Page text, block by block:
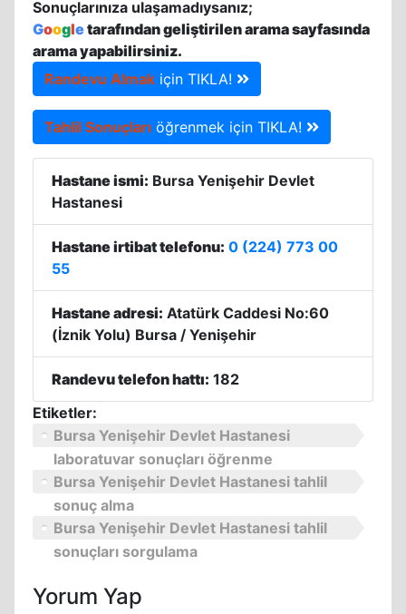
Sonuçlarınıza ulaşamadıysanız;
Googletarafından geliştirilen arama sayfasında
arama yapabilirsiniz.
Randevu Almak için TIKLA!
Tahlil Sonuçları öğrenmek için TIKLA!
Hastane ismi: Bursa Yenişehir Devlet
Hastanesi
Hastane irtibat telefonu: 0 (224) 773 00
55
Hastane adresi: Atatürk Caddesi No:60
(İznik Yolu) Bursa / Yenişehir
Randevu telefon hattı: 182
Etiketler:
Bursa Yenişehir Devlet Hastanesi
laboratuvar sonuçları öğrenme
Bursa Yenişehir Devlet Hastanesi tahlil
sonuç alma
Bursa Yenişehir Devlet Hastanesi tahlil
sonuçları sorgulama
Yorum Yap